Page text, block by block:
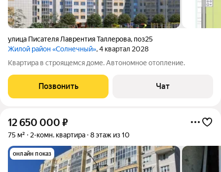
улица Писателя Лаврентия Таллерова, поз25
Жилой район «Солнечный», 4 квартал 2028
Квартира в строящемся доме. Автономное отопление.
Позвонить Чат
12 650 000 ₽
75 м² 2-комн. квартира 8 этаж из 10
онлайн показ